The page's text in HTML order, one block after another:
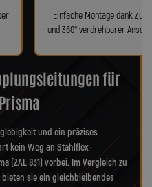
Einfache Montage dank
und 360° verdrehbarer
für
und ein präzises
kein Weg an Stahlflex-
(ZAL 831) vorbei. Im Vergleich zu
sie ein gleichbleibendes